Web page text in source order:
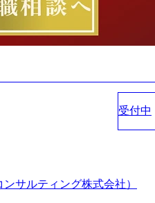
受付中
サルティング株式会社）